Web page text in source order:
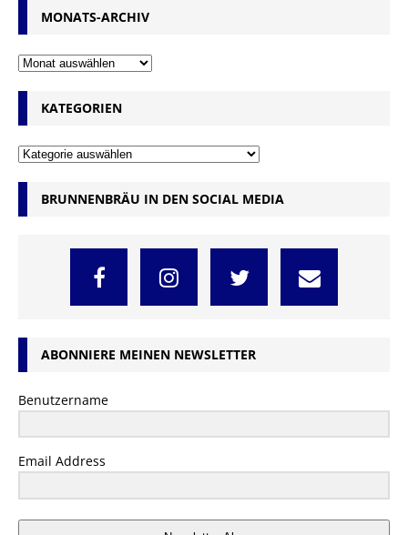
MONATS-ARCHIV
KATEGORIEN
BRUNNENBRÄU IN DEN SOCIAL MEDIA
ABONNIERE MEINEN NEWSLETTER
Benutzername
Email Address